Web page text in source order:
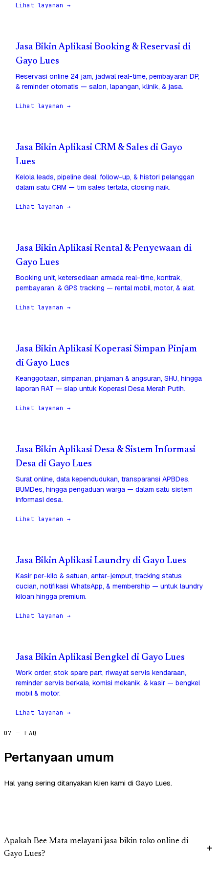
Lihat layanan →
Jasa Bikin Aplikasi Booking & Reservasi di
Gayo Lues
Reservasi online 24 jam, jadwal real-time, pembayaran DP,
& reminder otomatis — salon, lapangan, klinik, & jasa.
Lihat layanan →
Jasa Bikin Aplikasi CRM & Sales di Gayo
Lues
Kelola leads, pipeline deal, follow-up, & histori pelanggan
dalam satu CRM — tim sales tertata, closing naik.
Lihat layanan →
Jasa Bikin Aplikasi Rental & Penyewaan di
Gayo Lues
Booking unit, ketersediaan armada real-time, kontrak,
pembayaran, & GPS tracking — rental mobil, motor, & alat.
Lihat layanan →
Jasa Bikin Aplikasi Koperasi Simpan Pinjam
di Gayo Lues
Keanggotaan, simpanan, pinjaman & angsuran, SHU, hingga
laporan RAT — siap untuk Koperasi Desa Merah Putih.
Lihat layanan →
Jasa Bikin Aplikasi Desa & Sistem Informasi
Desa di Gayo Lues
Surat online, data kependudukan, transparansi APBDes,
BUMDes, hingga pengaduan warga — dalam satu sistem
informasi desa.
Lihat layanan →
Jasa Bikin Aplikasi Laundry di Gayo Lues
Kasir per-kilo & satuan, antar-jemput, tracking status
cucian, notifikasi WhatsApp, & membership — untuk laundry
kiloan hingga premium.
Lihat layanan →
Jasa Bikin Aplikasi Bengkel di Gayo Lues
Work order, stok spare part, riwayat servis kendaraan,
reminder servis berkala, komisi mekanik, & kasir — bengkel
mobil & motor.
Lihat layanan →
07 — FAQ
Pertanyaan umum
Hal yang sering ditanyakan klien kami di Gayo Lues.
Apakah Bee Mata melayani jasa bikin toko online di
Gayo Lues?